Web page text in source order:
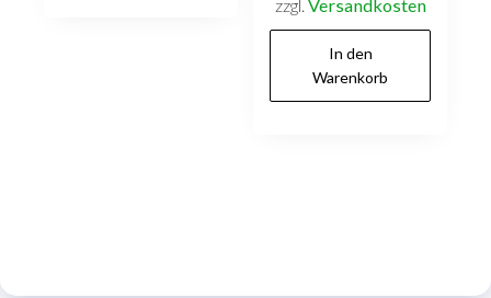
zzgl. Versandkosten
In den
Warenkorb